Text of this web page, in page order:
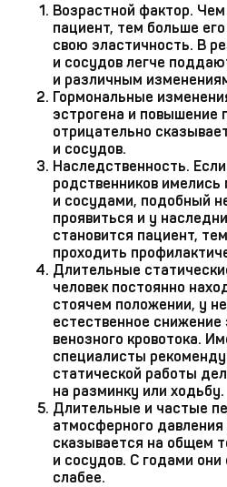
Возрастной фактор.
пациент, тем больше
свою эластичность. В
и сосудов легче
и различным
Гормональные
эстрогена и повышение
отрицательно
и сосудов.
Наследственность.
родственников
и сосудами, подобный
проявиться и у
становится пациент,
проходить
Длительные
человек постоянно
стоячем положении, у
естественное
венозного кровотока.
специалисты
статической работы
на разминку или ходьбу.
Длительные и частые
атмосферного
сказывается на общем
и сосудов. С годами
слабее.